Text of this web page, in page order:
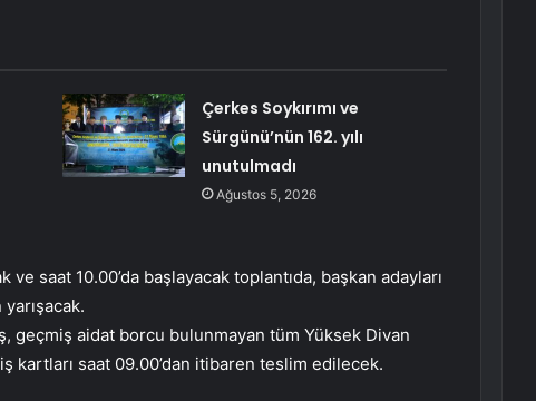
Çerkes Soykırımı ve
Sürgünü’nün 162. yılı
unutulmadı
Ağustos 5, 2026
saat 10.00’da başlayacak toplantıda, başkan adayları
geçmiş aidat borcu bulunmayan tüm Yüksek Divan
kartları saat 09.00’dan itibaren teslim edilecek.